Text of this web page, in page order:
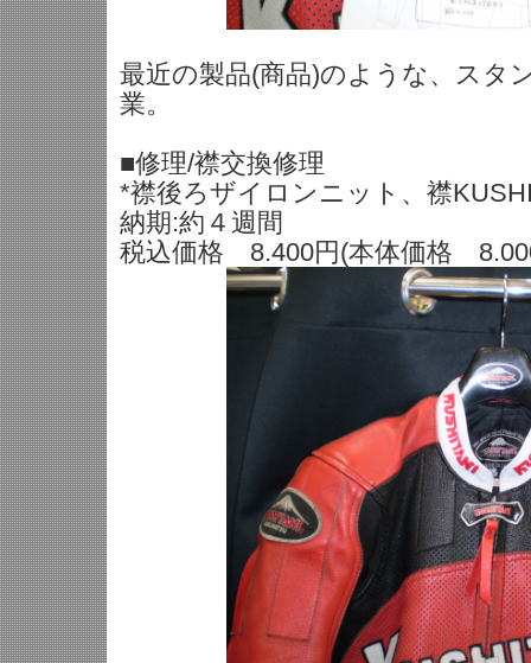
最近の製品(商品)のような、スタ
業。
■修理/襟交換修理
*襟後ろザイロンニット、襟
納期:約４週間
税込価格 8.400円(本体価格